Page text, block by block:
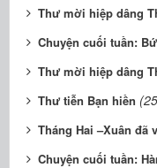
Thư mời hiệp dâng
Chuyện cuối tuần:
Thư mời hiệp dâng
Thư tiễn Bạn hiền
Tháng Hai –Xuân đã
Chuyện cuối tuần: